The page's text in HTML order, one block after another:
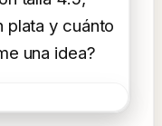
plata y cuánto
una idea?